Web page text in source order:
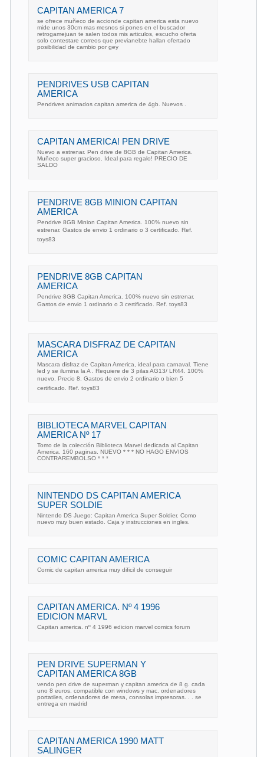
CAPITAN AMERICA 7
se ofrece muñeco de accionde capitan america esta nuevo
mide unos 30cm mas mesnos si pones en el buscador
retrogamejuan te salen todos mis articulos, escucho oferta
solo contestare correos que previanebte hallan ofertado
posibilidad de cambio por gey
PENDRIVES USB CAPITAN
AMERICA
Pendrives animados capitan america de 4gb. Nuevos .
CAPITAN AMERICA! PEN DRIVE
Nuevo a estrenar. Pen drive de 8GB de Capitan America.
Muñeco super gracioso. Ideal para regalo! PRECIO DE
SALDO
PENDRIVE 8GB MINION CAPITAN
AMERICA
Pendrive 8GB Minion Capitan America. 100% nuevo sin
estrenar. Gastos de envio 1 ordinario o 3 certificado. Ref.
toys83
PENDRIVE 8GB CAPITAN
AMERICA
Pendrive 8GB Capitan America. 100% nuevo sin estrenar.
Gastos de envio 1 ordinario o 3 certificado. Ref. toys83
MASCARA DISFRAZ DE CAPITAN
AMERICA
Mascara disfraz de Capitan America, ideal para carnaval. Tiene
led y se ilumina la A . Requiere de 3 pilas AG13/ LR44. 100%
nuevo. Precio 8. Gastos de envio 2 ordinario o bien 5
certificado. Ref. toys83
BIBLIOTECA MARVEL CAPITAN
AMERICA Nº 17
Tomo de la colección Biblioteca Marvel dedicada al Capitan
America. 160 paginas. NUEVO * * * NO HAGO ENVIOS
CONTRAREMBOLSO * * *
NINTENDO DS CAPITAN AMERICA
SUPER SOLDIE
Nintendo DS Juego: Capitan America Super Soldier. Como
nuevo muy buen estado. Caja y instrucciones en ingles.
COMIC CAPITAN AMERICA
Comic de capitan america muy dificil de conseguir
CAPITAN AMERICA. Nº 4 1996
EDICION MARVL
Capitan america. nº 4 1996 edicion marvel comics forum
PEN DRIVE SUPERMAN Y
CAPITAN AMERICA 8GB
vendo pen drive de superman y capitan america de 8 g. cada
uno 8 euros. compatible con windows y mac. ordenadores
portatiles, ordenadores de mesa, consolas impresoras. . . se
entrega en madrid
CAPITAN AMERICA 1990 MATT
SALINGER